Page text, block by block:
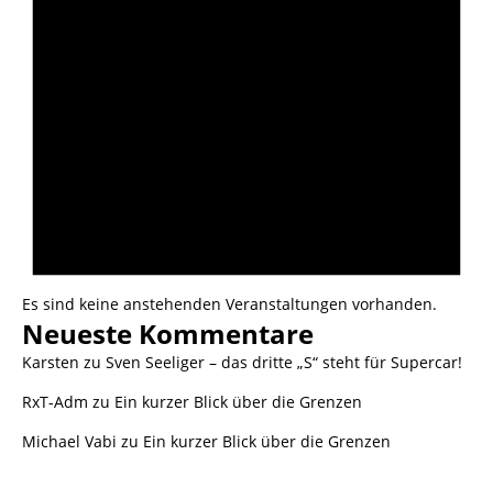
Es sind keine anstehenden Veranstaltungen vorhanden.
Neueste Kommentare
Karsten zu Sven Seeliger – das dritte „S“ steht für Supercar!
RxT-Adm zu Ein kurzer Blick über die Grenzen
Michael Vabi zu Ein kurzer Blick über die Grenzen